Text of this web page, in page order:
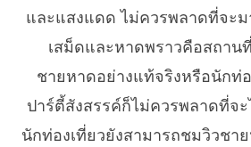
และแสงแดด ไม่ควรพลาดที่จะม
เสม็ดและหาดพราวคือสถาน
ชายหาดอย่างแท้จริงหรือนักท่
ปาร์ตี้สังสรรค์ก็ไม่ควรพลาดที่จ
นักท่องเที่ยวยังสามารถชมวิวชา